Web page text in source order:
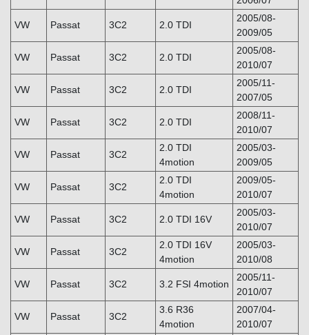
VW Passat 3C2 2.0 TDI
2005/08-
2009/05
VW Passat 3C2 2.0 TDI
2005/08-
2010/07
VW Passat 3C2 2.0 TDI
2005/11-
2007/05
VW Passat 3C2 2.0 TDI
2008/11-
2010/07
VW Passat 3C2
2.0 TDI
4motion
2005/03-
2009/05
VW Passat 3C2
2.0 TDI
4motion
2009/05-
2010/07
VW Passat 3C2 2.0 TDI 16V
2005/03-
2010/07
VW Passat 3C2
2.0 TDI 16V
4motion
2005/03-
2010/08
VW Passat 3C2 3.2 FSI 4motion
2005/11-
2010/07
VW Passat 3C2
3.6 R36
4motion
2007/04-
2010/07